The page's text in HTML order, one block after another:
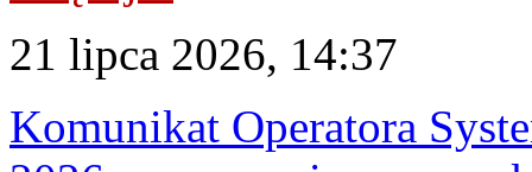
21 lipca 2026, 14:37
Komunikat Operatora